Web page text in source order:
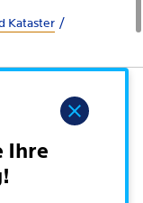
Kataster
Ihre